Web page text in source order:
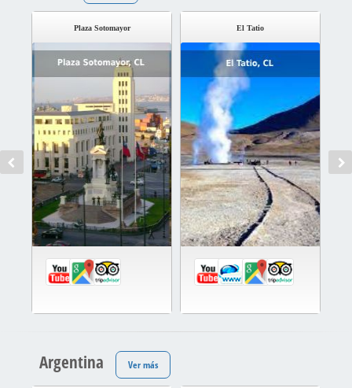
Plaza Sotomayor El Tatio
Argentina Ver más